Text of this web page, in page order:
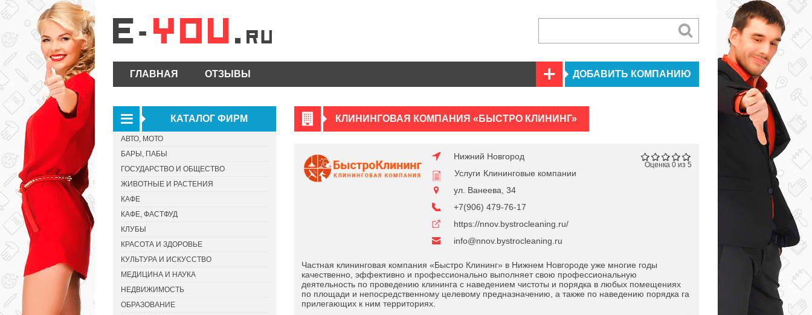
ГЛАВНАЯ ОТЗЫВЫ ДОБАВИТЬ КОМПАНИЮ
КЛИНИНГОВАЯ КОМПАНИЯ «БЫСТРО КЛИНИНГ»
Оценка 0 из 5
Нижний Новгород
Услуги Клининговые компании
ул. Ванеева, 34
+7(906) 479-76-17
https://nnov.bystrocleaning.ru/
info@nnov.bystrocleaning.ru
Частная клининговая компания «Быстро Клининг» в Нижнем Новгороде уже многие годы
качественно, эффективно и профессионально выполняет свою профессиональную
деятельность по проведению клининга с наведением чистоты и порядка в любых помещениях
по площади и непосредственному целевому предназначению, а также по наведению порядка га
прилегающих к ним территориях.
КАТАЛОГ ФИРМ
АВТО, МОТО
БАРЫ, ПАБЫ
ГОСУДАРСТВО И ОБЩЕСТВО
ЖИВОТНЫЕ И РАСТЕНИЯ
КАФЕ
КАФЕ, ФАСТФУД
КЛУБЫ
КРАСОТА И ЗДОРОВЬЕ
КУЛЬТУРА И ИСКУССТВО
МЕДИЦИНА И НАУКА
НЕДВИЖИМОСТЬ
ОБРАЗОВАНИЕ